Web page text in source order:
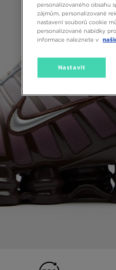
personalizovaného obsahu
zájmům, personalizované
nastavení souborů cookie
personalizované nabídky
informace naleznete v
Nastavit